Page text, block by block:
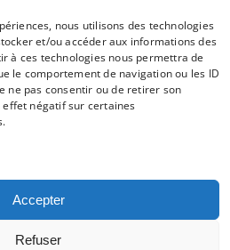
nous utilisons des technologies
et/ou accéder aux informations des
à ces technologies nous permettra de
le comportement de navigation ou les ID
ne pas consentir ou de retirer son
négatif sur certaines
Accepter
Refuser
les articles du blog sont sous licence
participer ?
nous !